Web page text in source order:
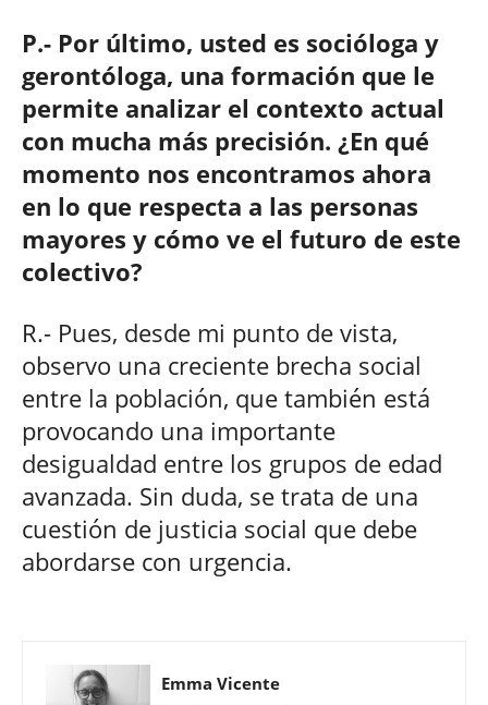
P.- Por último, usted es socióloga y
gerontóloga, una formación que le
permite analizar el contexto actual
con mucha más precisión. ¿En qué
momento nos encontramos ahora
en lo que respecta a las personas
mayores y cómo ve el futuro de este
colectivo?
R.- Pues, desde mi punto de vista,
observo una creciente brecha social
entre la población, que también está
provocando una importante
desigualdad entre los grupos de edad
avanzada. Sin duda, se trata de una
cuestión de justicia social que debe
abordarse con urgencia.
Emma Vicente